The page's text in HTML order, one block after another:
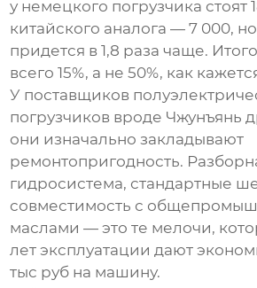
у немецкого погрузчика стоят
китайского аналога — 7 000,
придется в 1,8 раза чаще.
всего 15%, а не 50%, как
У поставщиков
погрузчиков вроде Чжунъянь
они изначально закладывают
ремонтопригодность.
гидросистема, стандартные
совместимость с
маслами — это те мелочи,
лет эксплуатации дают
тыс руб на машину.